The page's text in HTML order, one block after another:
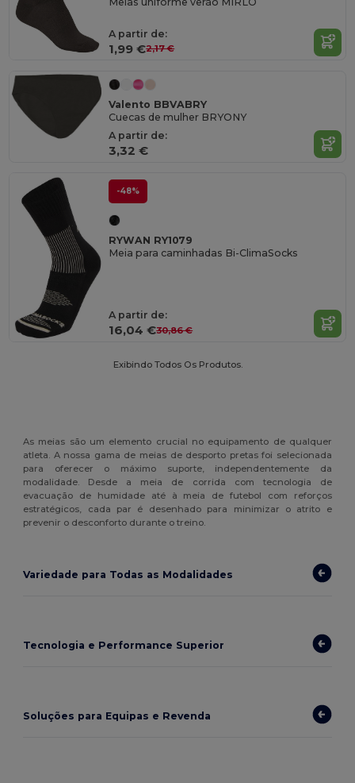
A partir de:
1,99 €2,17 €
Valento BBVABRY
Cuecas de mulher BRYONY
A partir de:
3,32 €
-48%
RYWAN RY1079
Meia para caminhadas Bi-ClimaSocks
A partir de:
16,04 €30,86 €
Exibindo Todos Os Produtos.
As meias são um elemento crucial no equipamento de qualquer
atleta. A nossa gama de meias de desporto pretas foi selecionada
para oferecer o máximo suporte, independentemente da
modalidade. Desde a meia de corrida com tecnologia de
evacuação de humidade até à meia de futebol com reforços
estratégicos, cada par é desenhado para minimizar o atrito e
prevenir o desconforto durante o treino.
Variedade para Todas as Modalidades
Tecnologia e Performance Superior
Soluções para Equipas e Revenda